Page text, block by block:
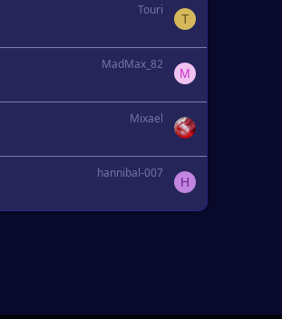
Touri
T
MadMax_82
M
Mixael
hannibal-007
H